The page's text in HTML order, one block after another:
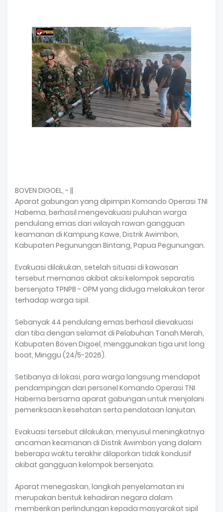
BOVEN DIGOEL, - ||
Aparat gabungan yang dipimpin Komando Operasi TNI
Habema, berhasil mengevakuasi puluhan warga
pendulang emas dari wilayah rawan gangguan
keamanan di Kampung Kawe, Distrik Awimbon,
Kabupaten Pegunungan Bintang, Papua Pegunungan.
Evakuasi dilakukan, setelah situasi di kawasan
tersebut memanas akibat aksi kelompok separatis
bersenjata TPNPB - OPM yang diduga melakukan teror
terhadap warga sipil.
Sebanyak 44 pendulang emas berhasil dievakuasi
dan tiba dengan selamat di Pelabuhan Tanah Merah,
Kabupaten Boven Digoel, menggunakan tiga unit long
boat, Minggu (24/5-2026).
Setibanya di lokasi, para warga langsung mendapat
pendampingan dari personel Komando Operasi TNI
Habema bersama aparat gabungan untuk menjalani
pemeriksaan kesehatan serta pendataan lanjutan.
Evakuasi tersebut dilakukan, menyusul meningkatnya
ancaman keamanan di Distrik Awimbon yang dalam
beberapa waktu terakhir dilaporkan tidak kondusif
akibat gangguan kelompok bersenjata.
Aparat menegaskan, langkah penyelamatan ini
merupakan bentuk kehadiran negara dalam
memberikan perlindungan kepada masyarakat sipil